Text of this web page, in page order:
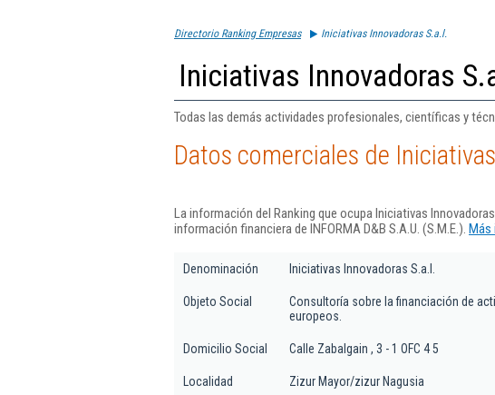
Directorio Ranking Empresas Iniciativas Innovadoras S.a.l.
Iniciativas Innovadoras
Todas las demás actividades profesionales, científicas y
Datos comerciales de
La información del Ranking que ocupa Iniciativas
información financiera de INFORMA D&B S.A.U. (S.M.E.). Más
Denominación Iniciativas Innovadoras S.a.l.
Objeto Social
Consultoría sobre la financiación de
europeos.
Domicilio Social Calle Zabalgain , 3 - 1 OFC 4 5
Localidad Zizur Mayor/zizur Nagusia